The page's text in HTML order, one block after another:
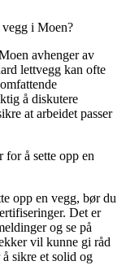
i Moen?
avhenger av
lettvegg kan ofte
å diskutere
at arbeidet passer
for å sette opp en
opp en vegg, bør du
Det er
og se på
vil kunne gi råd
sikre et solid og